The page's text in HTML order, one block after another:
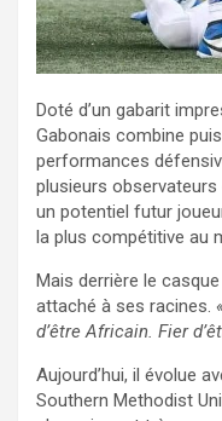
Doté d’un gabarit
Gabonais combine
performances
plusieurs
un potentiel futur
la plus compétitive au
Mais derrière le
attaché à ses racines.
d’être Africain. Fier
Aujourd’hui, il évolue
Southern Methodist